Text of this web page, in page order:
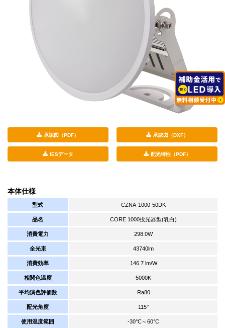
承認図（PDF） 承認図（DXF）
IESデータ 配光特性（PDF）
本体仕様
型式 CZNA-1000-50DK
品名 CORE 1000投光器型(乳白)
消費電力 298.0W
全光束 43740lm
消費効率 146.7 lm/W
相関色温度 5000K
平均演色評価数 Ra80
配光角度 115°
使用温度範囲 -30°C～60°C